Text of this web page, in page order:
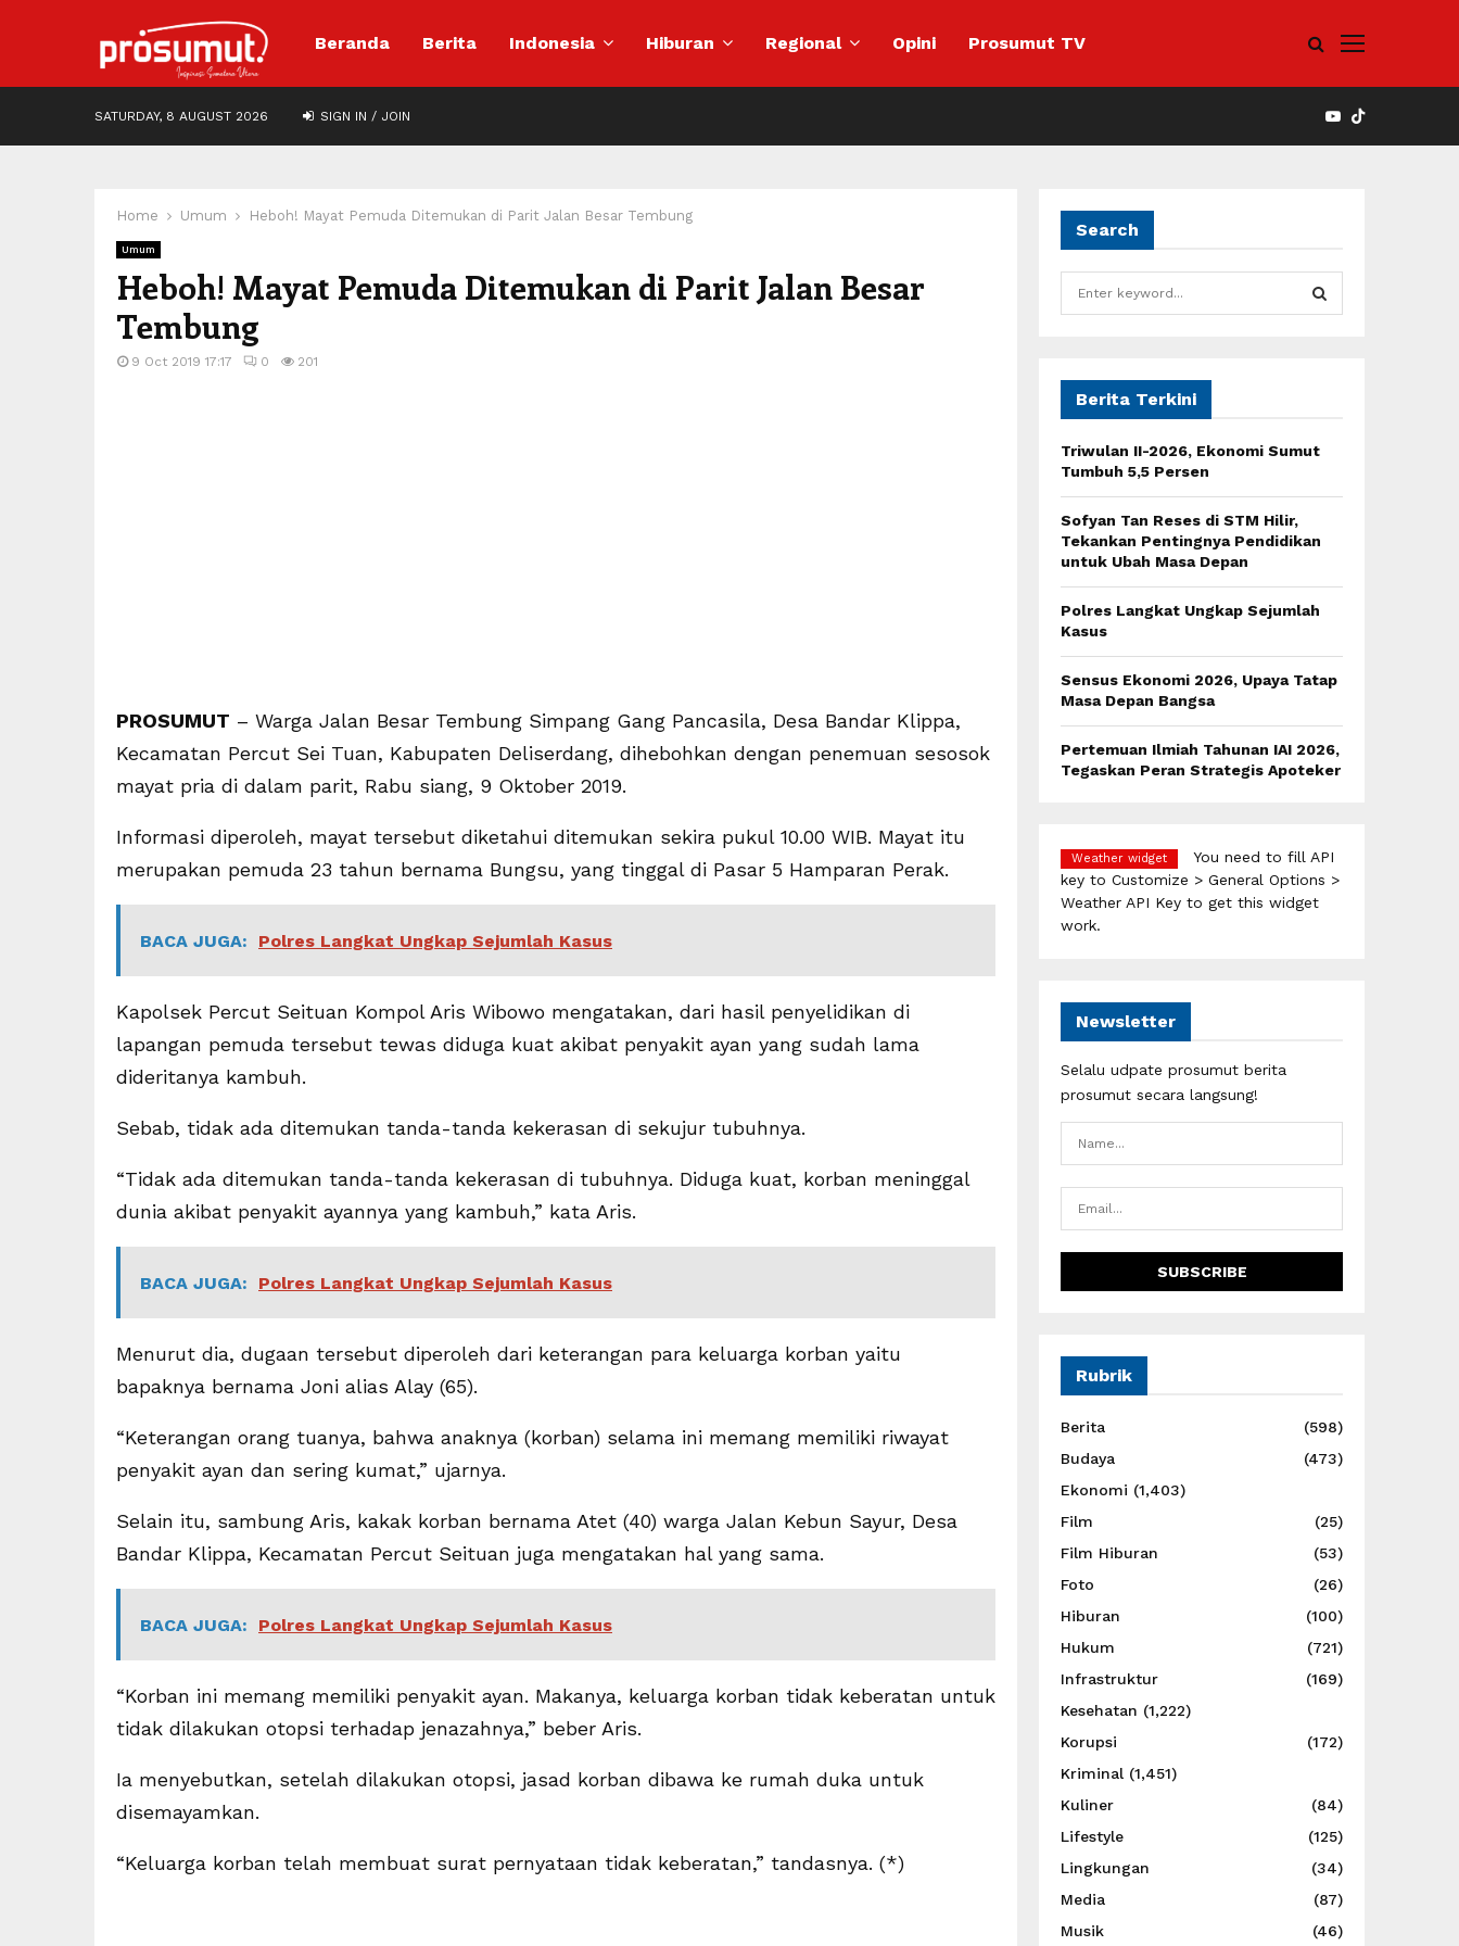
Beranda Berita Indonesia Hiburan Regional Opini Prosumut TV
SATURDAY, 8 AUGUST 2026 SIGN IN / JOIN YOUTUBE
Home Umum Heboh! Mayat Pemuda Ditemukan di Parit Jalan Besar Tembung
Umum
Heboh! Mayat Pemuda Ditemukan di Parit Jalan Besar
Tembung
9 Oct 2019 17:17 0 201
PROSUMUT – Warga Jalan Besar Tembung Simpang Gang Pancasila, Desa Bandar Klippa,
Kecamatan Percut Sei Tuan, Kabupaten Deliserdang, dihebohkan dengan penemuan sesosok
mayat pria di dalam parit, Rabu siang, 9 Oktober 2019.
Informasi diperoleh, mayat tersebut diketahui ditemukan sekira pukul 10.00 WIB. Mayat itu
merupakan pemuda 23 tahun bernama Bungsu, yang tinggal di Pasar 5 Hamparan Perak.
BACA JUGA: Polres Langkat Ungkap Sejumlah Kasus
Kapolsek Percut Seituan Kompol Aris Wibowo mengatakan, dari hasil penyelidikan di
lapangan pemuda tersebut tewas diduga kuat akibat penyakit ayan yang sudah lama
dideritanya kambuh.
Sebab, tidak ada ditemukan tanda-tanda kekerasan di sekujur tubuhnya.
“Tidak ada ditemukan tanda-tanda kekerasan di tubuhnya. Diduga kuat, korban meninggal
dunia akibat penyakit ayannya yang kambuh,” kata Aris.
BACA JUGA: Polres Langkat Ungkap Sejumlah Kasus
Menurut dia, dugaan tersebut diperoleh dari keterangan para keluarga korban yaitu
bapaknya bernama Joni alias Alay (65).
“Keterangan orang tuanya, bahwa anaknya (korban) selama ini memang memiliki riwayat
penyakit ayan dan sering kumat,” ujarnya.
Selain itu, sambung Aris, kakak korban bernama Atet (40) warga Jalan Kebun Sayur, Desa
Bandar Klippa, Kecamatan Percut Seituan juga mengatakan hal yang sama.
BACA JUGA: Polres Langkat Ungkap Sejumlah Kasus
“Korban ini memang memiliki penyakit ayan. Makanya, keluarga korban tidak keberatan untuk
tidak dilakukan otopsi terhadap jenazahnya,” beber Aris.
Ia menyebutkan, setelah dilakukan otopsi, jasad korban dibawa ke rumah duka untuk
disemayamkan.
“Keluarga korban telah membuat surat pernyataan tidak keberatan,” tandasnya. (*)
Search
f
r
Berita Terkini
Triwulan II-2026, Ekonomi Sumut
Tumbuh 5,5 Persen
Sofyan Tan Reses di STM Hilir,
Tekankan Pentingnya Pendidikan
untuk Ubah Masa Depan
Polres Langkat Ungkap Sejumlah
Kasus
Sensus Ekonomi 2026, Upaya Tatap
Masa Depan Bangsa
Pertemuan Ilmiah Tahunan IAI 2026,
Tegaskan Peran Strategis Apoteker
Weather widget
You need to fill API
key to Customize > General Options >
Weather API Key to get this widget
work.
Newsletter
Selalu udpate prosumut berita
prosumut secara langsung!
Rubrik
Berita
(598)
Budaya
(473)
Ekonomi (1,403)
Film
(25)
Film Hiburan
(53)
Foto
(26)
Hiburan
(100)
Hukum
(721)
Infrastruktur
(169)
Kesehatan (1,222)
Korupsi
(172)
Kriminal (1,451)
Kuliner
(84)
Lifestyle
(125)
Lingkungan
(34)
Media
(87)
Musik
(46)